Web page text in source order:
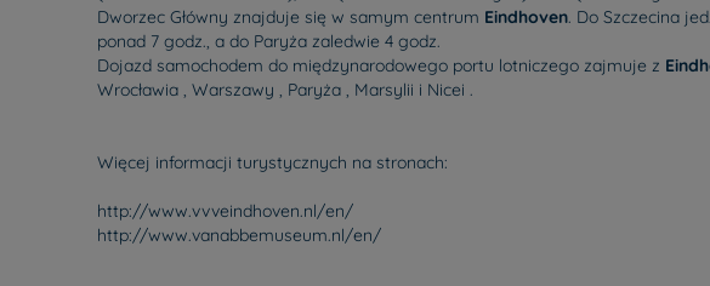
Dworzec Główny znajduje się w samym centrum Eindhoven. Do Szczecina
ponad 7 godz., a do Paryża zaledwie 4 godz.
Dojazd samochodem do międzynarodowego portu lotniczego zajmuje z
Wrocławia , Warszawy , Paryża , Marsylii i Nicei .
Więcej informacji turystycznych na stronach:
http://www.vvveindhoven.nl/en/
http://www.vanabbemuseum.nl/en/